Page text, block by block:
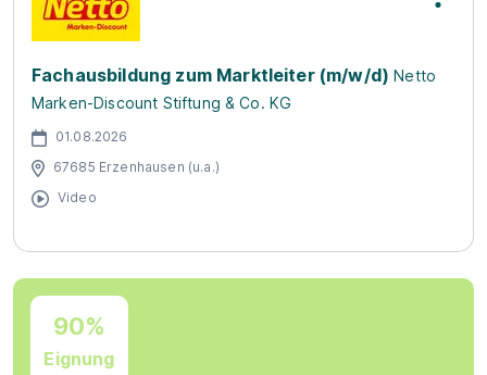
Fachausbildung zum Marktleiter (m/w/d) Netto
Marken-Discount Stiftung & Co. KG
01.08.2026
67685 Erzenhausen (u.a.)
Video
90%
Eignung